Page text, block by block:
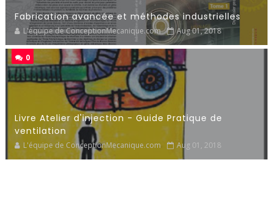
Fabrication avancée et méthodes industrielles
L'équipe de ConceptionMecanique.com Aug 01, 2018
0
Livre Atelier d'injection - Guide Pratique de
ventilation
L'équipe de ConceptionMecanique.com Aug 01, 2018